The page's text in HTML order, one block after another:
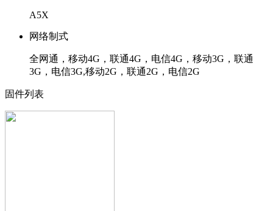
A5X
网络制式
全网通，移动4G，联通4G，电信4G，移动3G，联通
3G，电信3G,移动2G，联通2G，电信2G
固件列表